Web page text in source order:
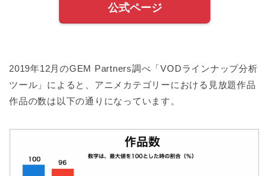
公式ページ
2019年12月のGEM Partners調べ「VODラインナップ分析
ツール」によると、アニメカテゴリーにおける見放題作品
作品の数は以下の通りになっています。